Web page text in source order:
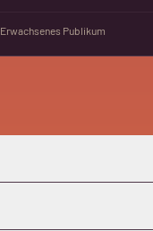
Erwachsenes Publikum